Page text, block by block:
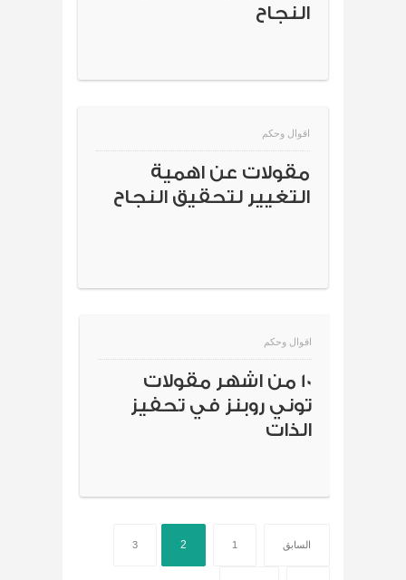
النجاح
اقوال وحكم
مقولات عن اهمية
التغيير لتحقيق النجاح
اقوال وحكم
10 من اشهر مقولات
توني روبنز في تحفيز
الذات
السابق 1
2
3